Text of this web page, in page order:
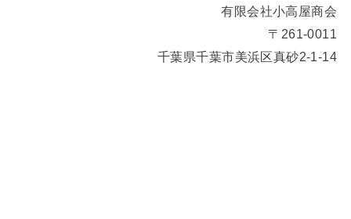
有限会社小高屋商会
〒261-0011
千葉県千葉市美浜区真砂2-1-14